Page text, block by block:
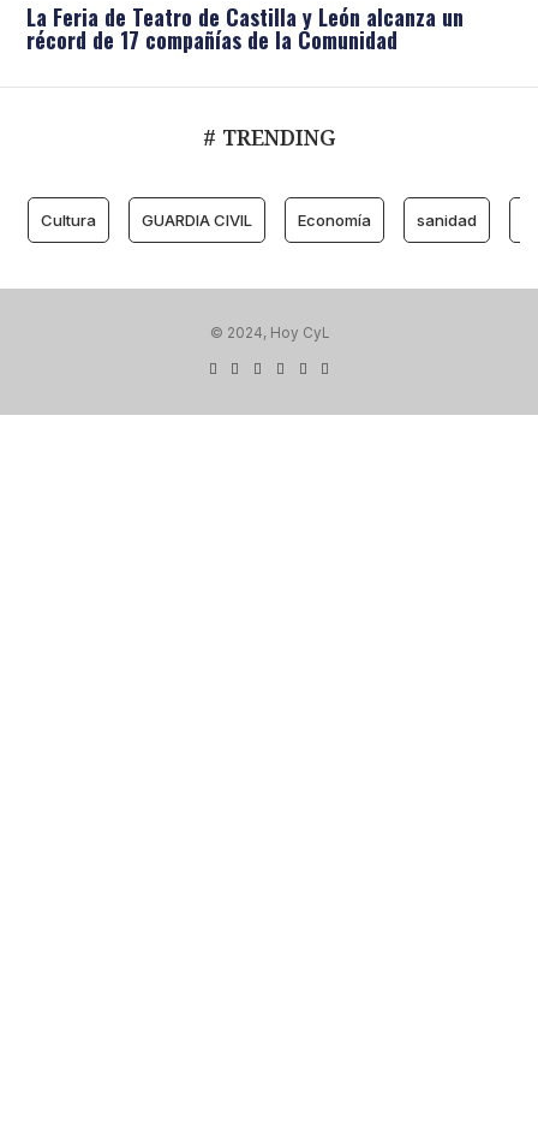
La Feria de Teatro de Castilla y León alcanza un
récord de 17 compañías de la Comunidad
# TRENDING
Cultura GUARDIA CIVIL Economía sanidad
© 2024, Hoy CyL